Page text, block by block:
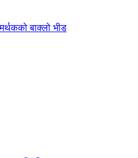
बाक्लो भीड